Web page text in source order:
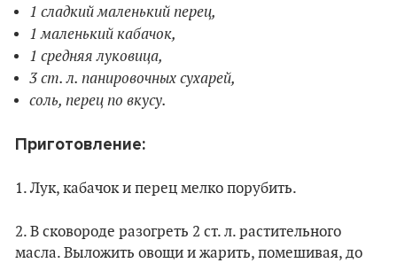
1 сладкий маленький перец,
1 маленький кабачок,
1 средняя луковица,
3 ст. л. панировочных сухарей,
соль, перец по вкусу.
Приготовление:
1. Лук, кабачок и перец мелко порубить.
2. В сковороде разогреть 2 ст. л. растительного
масла. Выложить овощи и жарить, помешивая, до